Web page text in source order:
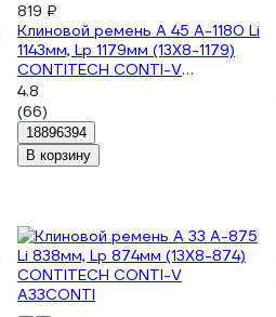
819 ₽
Клиновой ремень A 45 A-1180 Li
1143мм, Lp 1179мм (13X8-1179)
CONTITECH CONTI-V
A45CONTI
4.8
(66)
18896394
В корзину